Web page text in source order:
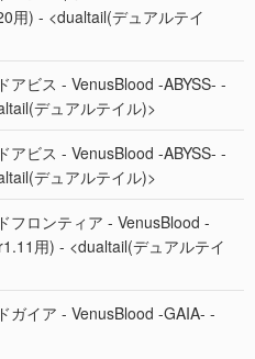
用) - <dualtail(デュアルテイ
アビス - VenusBlood -ABYSS- -
デュアルテイル)>
アビス - VenusBlood -ABYSS- -
デュアルテイル)>
フロンティア - VenusBlood -
用) - <dualtail(デュアルテイ
ガイア - VenusBlood -GAIA- -